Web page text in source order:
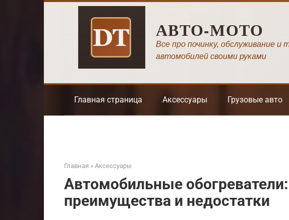
АВТО-МОТО
Все про починку, обслуживание и
автомобилей своими руками
Главная страница Аксессуары Грузовые авто
Главная » Аксессуары
Автомобильные
преимущества и недостатки